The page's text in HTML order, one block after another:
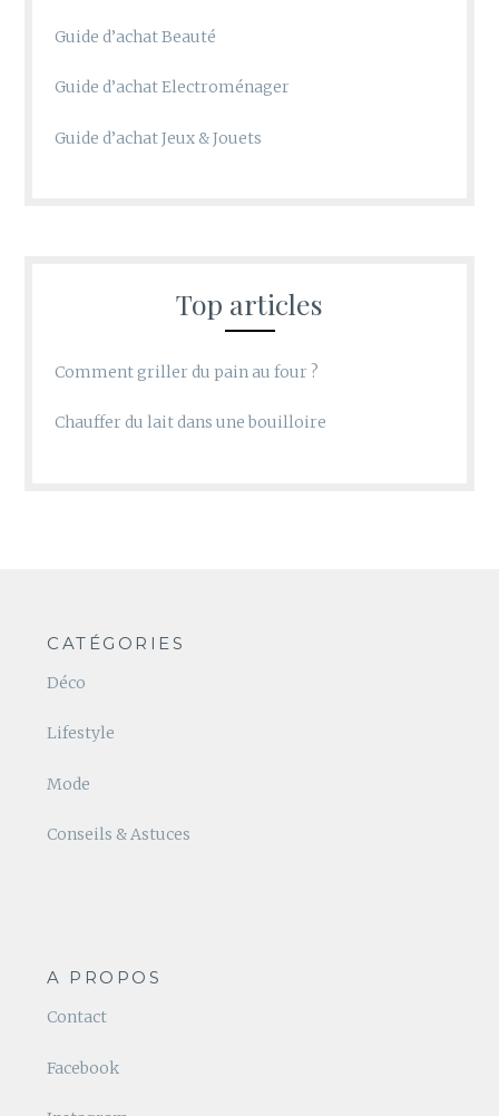
Guide d’achat Beauté
Guide d’achat Electroménager
Guide d’achat Jeux & Jouets
Top articles
Comment griller du pain au four ?
Chauffer du lait dans une bouilloire
CATÉGORIES
Déco
Lifestyle
Mode
Conseils & Astuces
A PROPOS
Contact
Facebook